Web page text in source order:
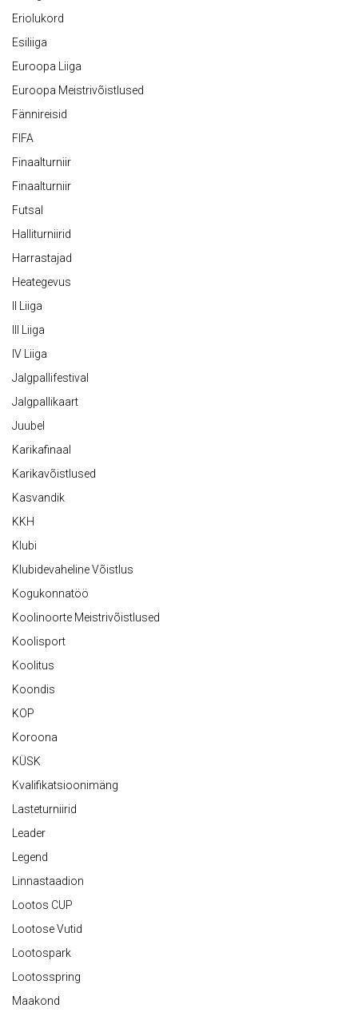
Eriolukord
Esiliiga
Euroopa Liiga
Euroopa Meistrivõistlused
Fännireisid
FIFA
Finaalturniir
Finaalturniir
Futsal
Halliturniirid
Harrastajad
Heategevus
II Liiga
III Liiga
IV Liiga
Jalgpallifestival
Jalgpallikaart
Juubel
Karikafinaal
Karikavõistlused
Kasvandik
KKH
Klubi
Klubidevaheline Võistlus
Kogukonnatöö
Koolinoorte Meistrivõistlused
Koolisport
Koolitus
Koondis
KOP
Koroona
KÜSK
Kvalifikatsioonimäng
Lasteturniirid
Leader
Legend
Linnastaadion
Lootos CUP
Lootose Vutid
Lootospark
Lootosspring
Maakond